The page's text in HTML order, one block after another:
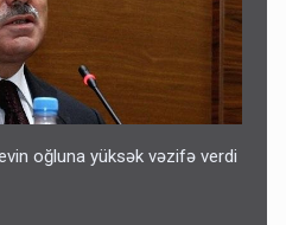
oğluna yüksək vəzifə verdi